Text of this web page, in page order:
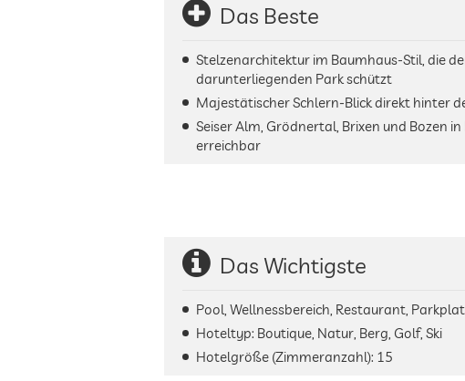
Das Beste
Stelzenarchitektur im Baumhaus-Stil, die
darunterliegenden Park schützt
Majestätischer Schlern-Blick direkt hinter
Seiser Alm, Grödnertal, Brixen und Bozen
erreichbar
Das Wichtigste
Pool, Wellnessbereich, Restaurant,
Hoteltyp: Boutique, Natur, Berg, Golf, Ski
Hotelgröße (Zimmeranzahl): 15